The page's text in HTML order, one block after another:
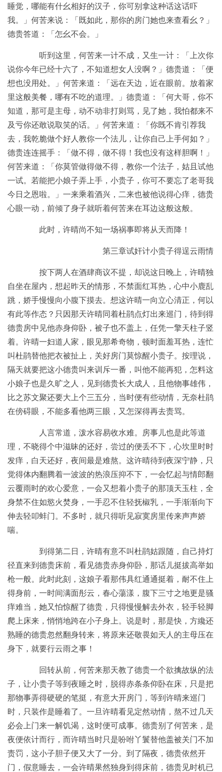
睡觉，哪能有什幺相好的汉子，你可别拿这种话这话吓
我。」何苦来说：「既如此，那你的房门她也来查看幺？」
德贵答道：「怎幺不会。」
听到这里，何苦来一计不成，又生一计：「上次你
说你今年已经十六了，不知道想女人没啊？」德贵道：「便
想也没用处。」何苦来道：「远在天边，近在眼前。放着家
里这般美餐，哪有不吃的道理。」德贵道：「何大哥，你不
知道，那可是主母，动不动非打则骂，见了她，我怕都来不
及亏你还敢说取笑的话。」何苦来道：「你既不肯引荐我
去，我乾脆做个好人教你一个法儿，让你自己上手何如？」
德贵连连摇手：「做不得，做不得！我也没有这样胆啊！」
何苦来道：「你莫管做得做不得，教你一个法子，姑且试他
一试。若能把小娘子弄上手，小贵子，你可不要忘了老哥我
今日之恩啦。」一来乘着酒兴，二来也被他说得心痒，德贵
心眼一动，前倾了身子就听着何苦来在耳边这般这般。
此时，许晴尚不知一场祸事即将从天而降！
第三章试奸计小贵子得逞云雨情
按下两人在酒肆商议不提，却说这日晚上，许晴独
自坐在屋内，想起昨天的情形，不禁面红耳热，心中小鹿乱
跳，娇手慢慢向小腹下摸去。想这许晴一向立心清正，何以
有此等作态？只因那天许晴同着杜鹃点灯出来巡门，待到得
德贵房中见他赤身仰卧，被子也不盖上，任凭一擎天柱子竖
着。许晴一妇道人家，眼见那希奇物，顿时面羞耳热，连忙
叫杜鹃替他把衣被扯上，关好房门莫惊醒小贵子。按理说，
隔天就要把这小德贵叫来训斥一番，叫他不能再犯，怎料这
小娘子也是久旷之人，见到德贵长大成人，且他物事雄伟，
比之苏文聚还要大上个三五分，当时便有些动情，无奈杜鹃
在傍碍眼，不能多看他两三眼，又怎深得再去责骂。
人言常道，泼水容易收水难。房事儿也是此等道
理，不晓得个中滋昧的还好，尝过的便丢不下，心坎里时时
发痒，白天还好，夜间最是难熬。这许晴待到夜深宁静，只
觉得体内翻腾着一波波的热浪压抑不下，一会忆起与情郎翻
云覆雨时的欢心爱意，一会又想着小贵子的那顶天玉柱，全
身禁不住如慾火焚身，一手忍不住轻抚椒乳，一手渐渐向下
伸去轻叩蚌门。不多时，就只得听见寂寞房里传来声声娇
喘。
到得第二日，许晴有意不叫杜鹃姑跟随，自己持灯
径直来到德贵床前，看见德贵赤身仰卧，那话儿挺拔高举如
枪一般。此时此刻，这娘子看那伟具红通通挺着，耐不住上
得身前，一时间满面彤云，春心蕩漾，腹下三寸之地更是骚
痒难当，她又怕惊醒了德贵，只得慢慢解去外衣，轻手轻脚
爬上床来，悄悄地跨在小子身上。说是时，那是快，方纔还
熟睡的德贵忽然翻身转来，将原来还敬畏如天人的主母压在
身下，就要行云雨之事！
回转从前，何苦来那天教了德贵一个欲擒故纵的法
子，让小贵子等到夜睡之时，脱得赤条条仰卧在床，只是把
那物事弄得硬硬的笔挺，有意大开房门，等到许晴来巡门
时，只装作是睡着了。一旦许晴看见定然动情，熬不过几天
必会上门来一解饥渴，这时便可成事。德贵别了何苦来，是
夜便依计而行，而许晴当时只是吩咐丫鬟替他盖被关门不加
责罚，这小子胆子便又大了一分。到了隔夜，德贵依然开
门，假意睡去，一会许晴果然独身到得床前，德贵见时机已